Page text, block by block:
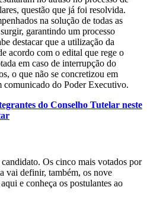
questão que já foi resolvida.
na solução de todas as
garantindo um processo
destacar que a utilização da
acordo com o edital que rege o
em caso de interrupção do
o que não se concretizou em
comunicado do Poder Executivo.
do Conselho Tutelar neste
Os cinco mais votados por
vai definir, também, os nove
e conheça os postulantes ao